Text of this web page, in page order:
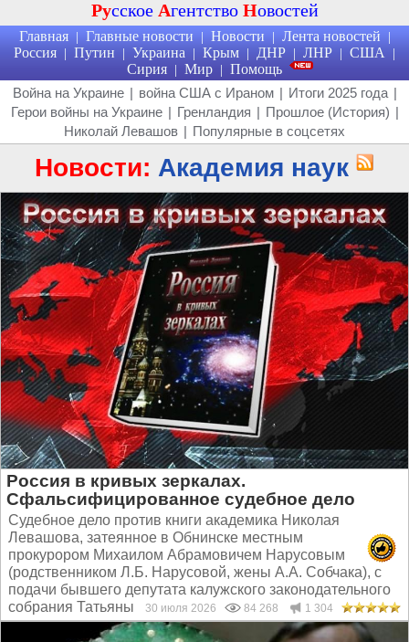
Русское Агентство Новостей
Главная | Главные новости | Новости | Лента новостей |
Россия | Путин | Украина | Крым | ДНР | ЛНР | США |
Сирия | Мир | Помощь
Война на Украине | война США с Ираном | Итоги 2025 года |
Герои войны на Украине | Гренландия | Прошлое (История) |
Николай Левашов | Популярные в соцсетях
Новости: Академия наук
Россия в кривых зеркалах.
Сфальсифицированное судебное дело
Судебное дело против книги академика Николая
Левашова, затеянное в Обнинске местным
прокурором Михаилом Абрамовичем Нарусовым
(родственником Л.Б. Нарусовой, жены А.А. Собчака), с
подачи бывшего депутата калужского законодательного
собрания Татьяны Котляр...
30 июля 2026 84 268 1 304